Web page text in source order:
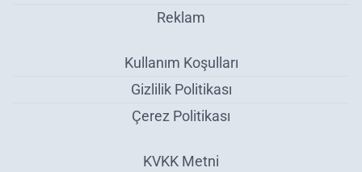
Reklam
Kullanım Koşulları
Gizlilik Politikası
Çerez Politikası
KVKK Metni